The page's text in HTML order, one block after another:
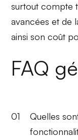
surtout compte
avancées et de
ainsi son coût
FAQ
01
Quelles